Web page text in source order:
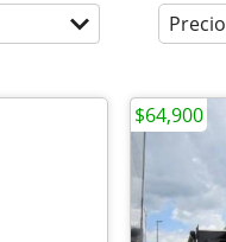
Precio
$64,900